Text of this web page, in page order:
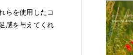
らを使用したコ
感を与えてくれ